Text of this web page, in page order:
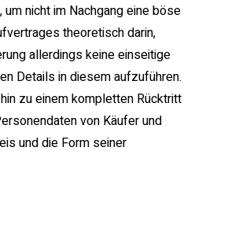
nicht im Nachgang eine böse
theoretisch darin,
allerdings keine einseitige
Details in diesem aufzuführen.
zu einem kompletten Rücktritt
von Käufer und
und die Form seiner